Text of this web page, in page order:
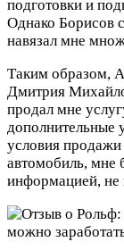
подготовки и
Однако Борисов
навязал мне
Таким образом,
Дмитрия
продал мне
дополнительные
условия
автомобиль, мне
информацией, не